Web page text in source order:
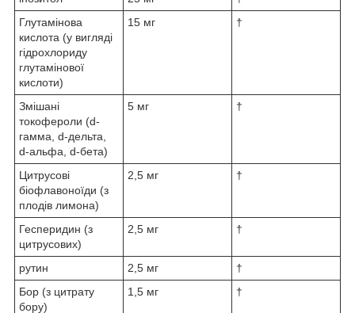
Глутамінова
кислота (у вигляді
гідрохлориду
глутамінової
кислоти)
15 мг †
Змішані
токофероли (d-
гамма, d-дельта,
d-альфа, d-бета)
5 мг †
Цитрусові
біофлавоноїди (з
плодів лимона)
2,5 мг †
Гесперидин (з
цитрусових)
2,5 мг †
рутин 2,5 мг
†
Бор (з цитрату
бору)
1,5 мг †